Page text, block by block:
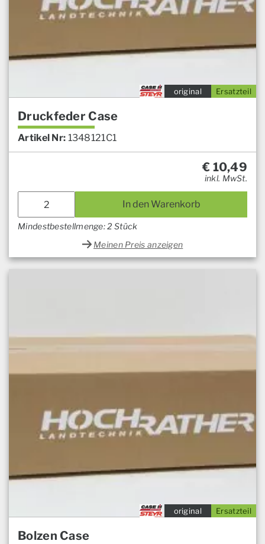
Ersatzteil
original
Druckfeder Case
Artikel Nr: 1348121C1
€ 10,49
inkl. MwSt.
In den Warenkorb
Mindestbestellmenge: 2 Stück
Meinen Preis anzeigen
Ersatzteil
original
Bolzen Case